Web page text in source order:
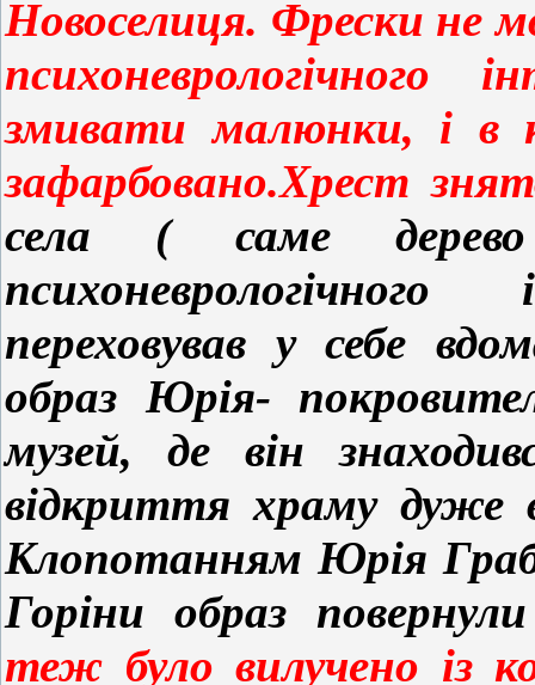
Новоселиця. Фрески не
психоневрологічного
змивати малюнки, і в
зафарбовано.Хрест
села ( саме
переховував у себе
образ Юрія-
музей, де він
відкриття храму дуже
Клопотанням Юрія
Горіни образ
теж було вилучено із